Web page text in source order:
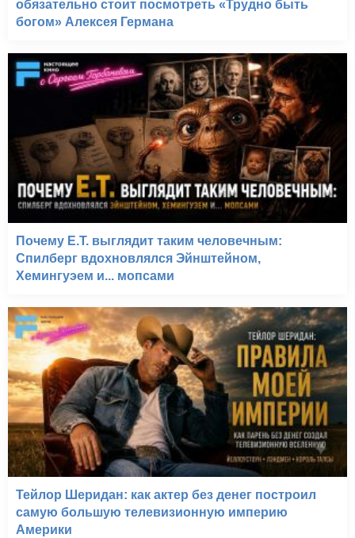
обязательно стоит посмотреть «Трудно быть
богом» Алексея Германа
Почему E.T. выглядит таким человечным:
Спилберг вдохновлялся Эйнштейном,
Хемингуэем и... мопсами
Тейлор Шеридан: как актер без денег построил
самую большую телевизионную империю
Америки